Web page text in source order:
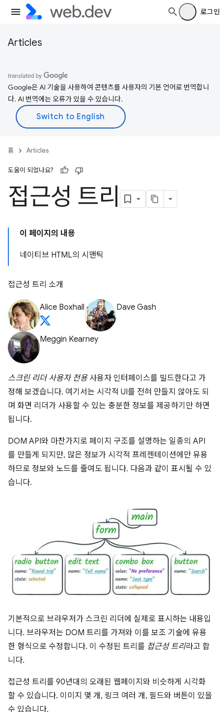
로그인
Articles
Google은 AI 기술을 사용하여 콘텐츠를 사용자의 기본 언어로 번역합니
다. AI 번역에는 오류가 있을 수 있습니다.
홈 Articles
도움이 되었나요?
접근성 트리
이 페이지의 내용
네이티브 HTML의 시맨틱
접근성 트리 소개
Alice Boxhall Dave Gash
Meggin Kearney
스크린 리더 사용자 전용사용자 인터페이스를 빌드한다고 가
정해 보겠습니다. 여기서는 시각적 UI를 전혀 만들지 않아도 되
며 화면 리더가 사용할 수 있는 충분한 정보를 제공하기만 하면
됩니다.
DOM API와 마찬가지로 페이지 구조를 설명하는 일종의 API
를 만들게 되지만, 많은 정보가 시각적 프레젠테이션에만 유용
하므로 정보와 노드를 줄여도 됩니다. 다음과 같이 표시될 수 있
습니다.
기본적으로 브라우저가 스크린 리더에 실제로 표시하는 내용입
니다. 브라우저는 DOM 트리를 가져와 이를 보조 기술에 유용
한 형식으로 수정합니다. 이 수정된 트리를 접근성 트리라고 합
니다.
접근성 트리를 90년대의 오래된 웹페이지와 비슷하게 시각화
할 수 있습니다. 이미지 몇 개, 링크 여러 개, 필드와 버튼이 있을
수 있습니다.